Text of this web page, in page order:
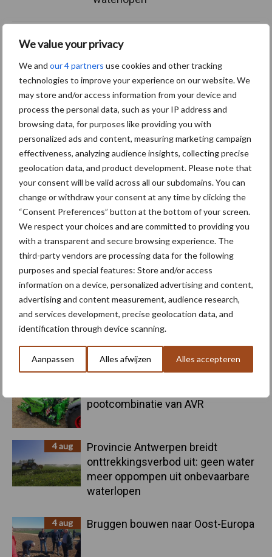
We value your privacy
We and our 4 partners use cookies and other tracking
technologies to improve your experience on our website. We
may store and/or access information from your device and
process the personal data, such as your IP address and
browsing data, for purposes like providing you with
personalized ads and content, measuring marketing campaign
effectiveness, analyzing audience insights, collecting precise
geolocation data, and product development. Please note that
your consent will be valid across all our subdomains. You can
change or withdraw your consent at any time by clicking the
“Consent Preferences” button at the bottom of your screen.
We respect your choices and are committed to providing you
with a transparent and secure browsing experience. The
third-party vendors are processing data for the following
purposes and special features: Store and/or access
information on a device, personalized advertising and content,
advertising and content measurement, audience research,
and services development, precise geolocation data, and
identification through device scanning.
Aanpassen Alles afwijzen Alles accepteren
Primaire
Sidebar
Recent nieuws Partner nieuws
6 aug
"Hoge verwachtingen van schijven
voor kouters"
pootcombinatie van AVR
4 aug
Provincie Antwerpen breidt
onttrekkingsverbod uit: geen water
meer oppompen uit onbevaarbare
waterlopen
4 aug Bruggen bouwen naar Oost-Europa
Meer lezen over:
Maak uw keuze
Machines Duurzaamheid
Toon meer